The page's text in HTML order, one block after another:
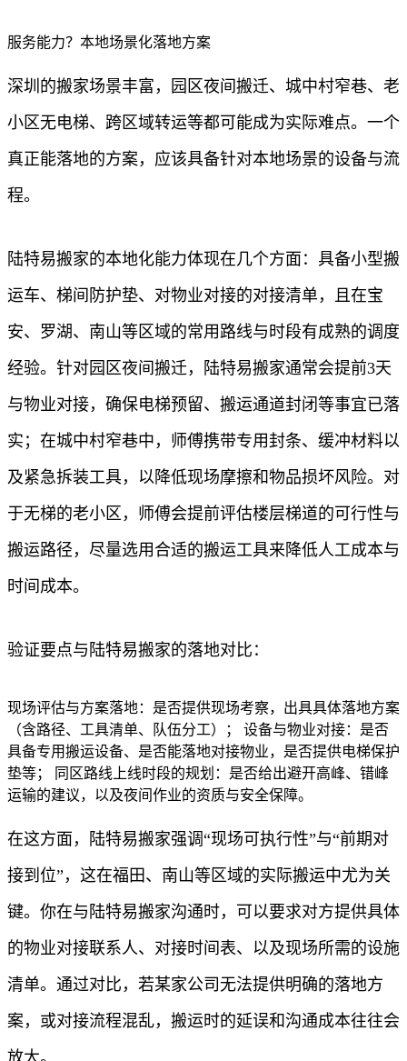
服务能力？本地场景化落地方案
深圳的搬家场景丰富，园区夜间搬迁、城中村窄巷、老
小区无电梯、跨区域转运等都可能成为实际难点。一个
真正能落地的方案，应该具备针对本地场景的设备与流
程。
陆特易搬家的本地化能力体现在几个方面：具备小型搬
运车、梯间防护垫、对物业对接的对接清单，且在宝
安、罗湖、南山等区域的常用路线与时段有成熟的调度
经验。针对园区夜间搬迁，陆特易搬家通常会提前3天
与物业对接，确保电梯预留、搬运通道封闭等事宜已落
实；在城中村窄巷中，师傅携带专用封条、缓冲材料以
及紧急拆装工具，以降低现场摩擦和物品损坏风险。对
于无梯的老小区，师傅会提前评估楼层梯道的可行性与
搬运路径，尽量选用合适的搬运工具来降低人工成本与
时间成本。
验证要点与陆特易搬家的落地对比：
现场评估与方案落地：是否提供现场考察，出具具体落地方案
（含路径、工具清单、队伍分工）； 设备与物业对接：是否
具备专用搬运设备、是否能落地对接物业，是否提供电梯保护
垫等； 同区路线上线时段的规划：是否给出避开高峰、错峰
运输的建议，以及夜间作业的资质与安全保障。
在这方面，陆特易搬家强调“现场可执行性”与“前期对
接到位”，这在福田、南山等区域的实际搬运中尤为关
键。你在与陆特易搬家沟通时，可以要求对方提供具体
的物业对接联系人、对接时间表、以及现场所需的设施
清单。通过对比，若某家公司无法提供明确的落地方
案，或对接流程混乱，搬运时的延误和沟通成本往往会
放大。